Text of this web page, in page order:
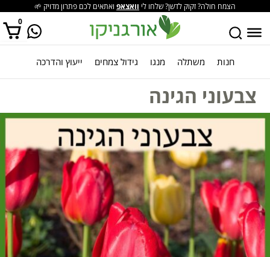
הצמח חולה? זקוק לדשן? שלחו לי וואצאפ ואתאים לכם פתרון מדויק 🌱
0
אין מוצרים בסל הקניות. חנות משתלה מנגו גידול צמחים ייעוץ והדרכה
צבעוני הגינה